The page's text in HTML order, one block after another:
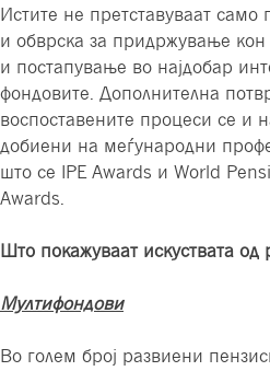
Истите не претставуваат само
и обврска за придржување кон
и постапување во најдобар
фондовите. Дополнителна
воспоставените процеси се и
добиени на меѓународни
што се IPE Awards и World
Awards.
Што покажуваат искуствата од
Мултифондови
Во голем број развиени